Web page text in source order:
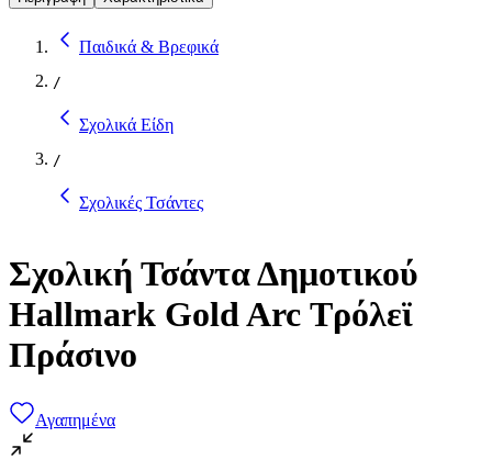
Παιδικά & Βρεφικά
/
Σχολικά Είδη
/
Σχολικές Τσάντες
Σχολική Τσάντα Δημοτικού
Hallmark Gold Arc Τρόλεϊ
Πράσινο
Αγαπημένα